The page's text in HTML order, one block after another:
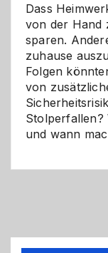
Dass
von der Hand
sparen.
zuhause
Folgen
von
Stolperfallen?
und wann